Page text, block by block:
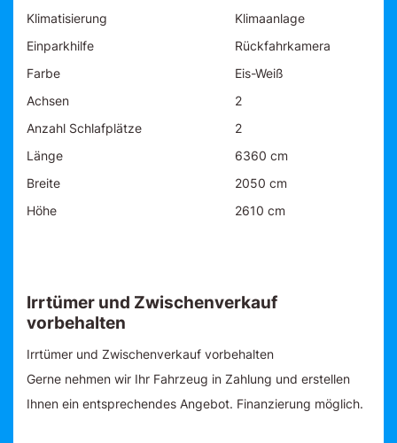
Klimatisierung
Klimaanlage
Einparkhilfe
Rückfahrkamera
Farbe
Eis-Weiß
Achsen
2
Anzahl Schlafplätze
2
Länge
6360 cm
Breite
2050 cm
Höhe
2610 cm
Irrtümer und Zwischenverkauf
vorbehalten
Irrtümer und Zwischenverkauf vorbehalten
Gerne nehmen wir Ihr Fahrzeug in Zahlung und erstellen
Ihnen ein entsprechendes Angebot. Finanzierung möglich.